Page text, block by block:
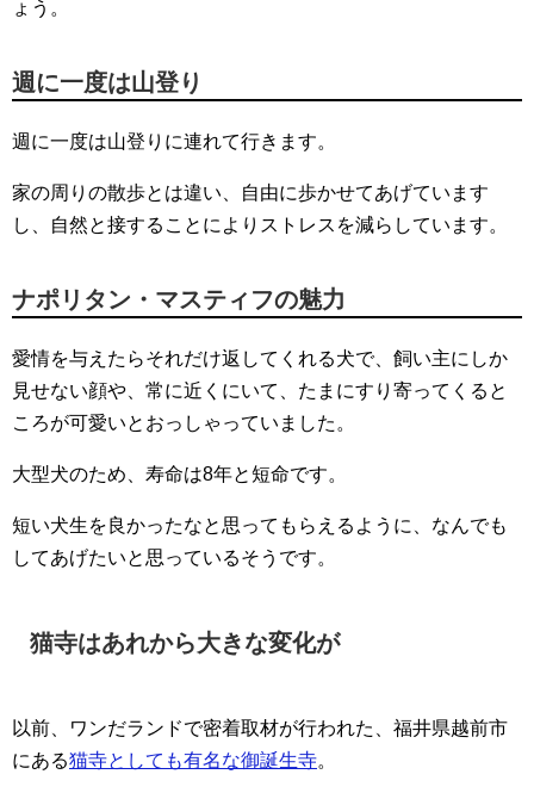
ょう。
週に一度は山登り
週に一度は山登りに連れて行きます。
家の周りの散歩とは違い、自由に歩かせてあげています
し、自然と接することによりストレスを減らしています。
ナポリタン・マスティフの魅力
愛情を与えたらそれだけ返してくれる犬で、飼い主にしか
見せない顔や、常に近くにいて、たまにすり寄ってくると
ころが可愛いとおっしゃっていました。
大型犬のため、寿命は8年と短命です。
短い犬生を良かったなと思ってもらえるように、なんでも
してあげたいと思っているそうです。
猫寺はあれから大きな変化が
以前、ワンだランドで密着取材が行われた、福井県越前市
にある猫寺としても有名な御誕生寺。